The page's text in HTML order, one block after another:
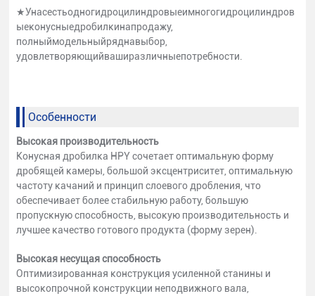
★Унасестьодногидроцилиндровыеимногогидроцилиндров
ыеконусныедробилкинапродажу,
полныймодельныйряднавыбор,
удовлетворяющийваширазличныепотребности.
Особенности
Высокая производительность
Конусная дробилка HPY сочетает оптимальную форму
дробящей камеры, большой эксцентриситет, оптимальную
частоту качаний и принцип слоевого дробления, что
обеспечивает более стабильную работу, большую
пропускную способность, высокую производительность и
лучшее качество готового продукта (форму зерен).
Высокая несущая способность
Оптимизированная конструкция усиленной станины и
высокопрочной конструкции неподвижного вала,